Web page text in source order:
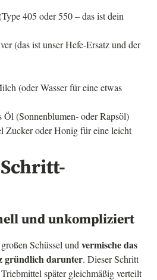
405 oder 550 – das ist dein
(das ist unser Hefe-Ersatz und der
(oder Wasser für eine etwas
Öl (Sonnenblumen- oder Rapsöl)
Zucker oder Honig für eine leicht
und unkompliziert
Schüssel und vermische das
gründlich darunter. Dieser Schritt
später gleichmäßig verteilt